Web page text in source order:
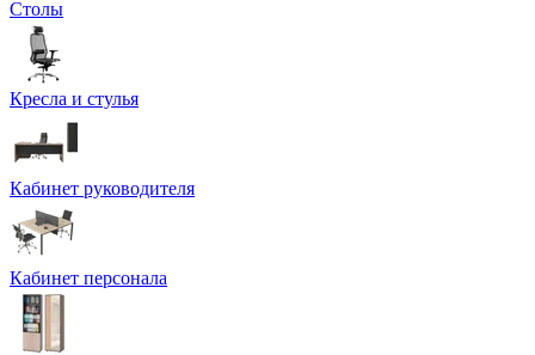
Столы
Кресла и стулья
Кабинет руководителя
Кабинет персонала